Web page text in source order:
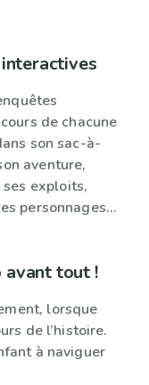
de chacune
son sac-à-
aventure,
exploits,
personnages...
avant tout !
lorsque
de l’histoire.
à naviguer